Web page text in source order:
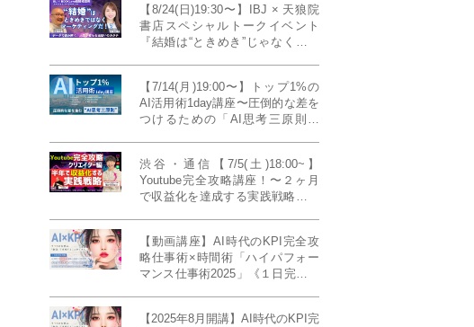
【8/24(日)19:30〜】IBJ × 天狼院
書店スペシャルトークイベント
『結婚は“ときめき”じゃなくて、
のカタチ〜《BOOKLove結婚相談
所presents》
【7/14(月)19:00〜】トップ1%の
AI活用術1day講座〜圧倒的な差を
つけるための「AI思考三原則」
渋谷・通信【7/5(土)18:00~】
Youtube完全攻略講座！〜２ヶ月
で収益化を達成する実践戦略！ゲ
発信力養成ラボNEO》
【動画講座】AI時代のKPI完全攻
略仕事術×時間術「ハイパフォー
マンス仕事術2025」《１日完成特
【2025年8月開講】AI時代のKPI完